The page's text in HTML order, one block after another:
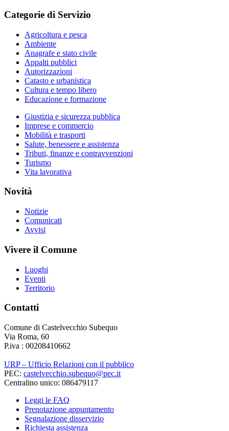
Categorie di Servizio
Agricoltura e pesca
Ambiente
Anagrafe e stato civile
Appalti pubblici
Autorizzazioni
Catasto e urbanistica
Cultura e tempo libero
Educazione e formazione
Giustizia e sicurezza pubblica
Imprese e commercio
Mobilità e trasporti
Salute, benessere e assistenza
Tributi, finanze e contravvenzioni
Turismo
Vita lavorativa
Novità
Notizie
Comunicati
Avvisi
Vivere il Comune
Luoghi
Eventi
Territorio
Contatti
Comune di Castelvecchio Subequo
Via Roma, 60
P.iva : 00208410662
URP – Ufficio Relazioni con il pubblico
PEC: castelvecchio.subequo@pec.it
Centralino unico: 086479117
Leggi le FAQ
Prenotazione appuntamento
Segnalazione disservizio
Richiesta assistenza